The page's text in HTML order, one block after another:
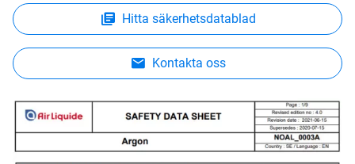
Hitta säkerhetsdatablad
Kontakta oss